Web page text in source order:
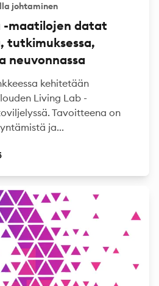
johtaminen
-maatilojen datat
tutkimuksessa,
neuvonnassa
kehitetään
Living Lab -
Tavoitteena on
ja...